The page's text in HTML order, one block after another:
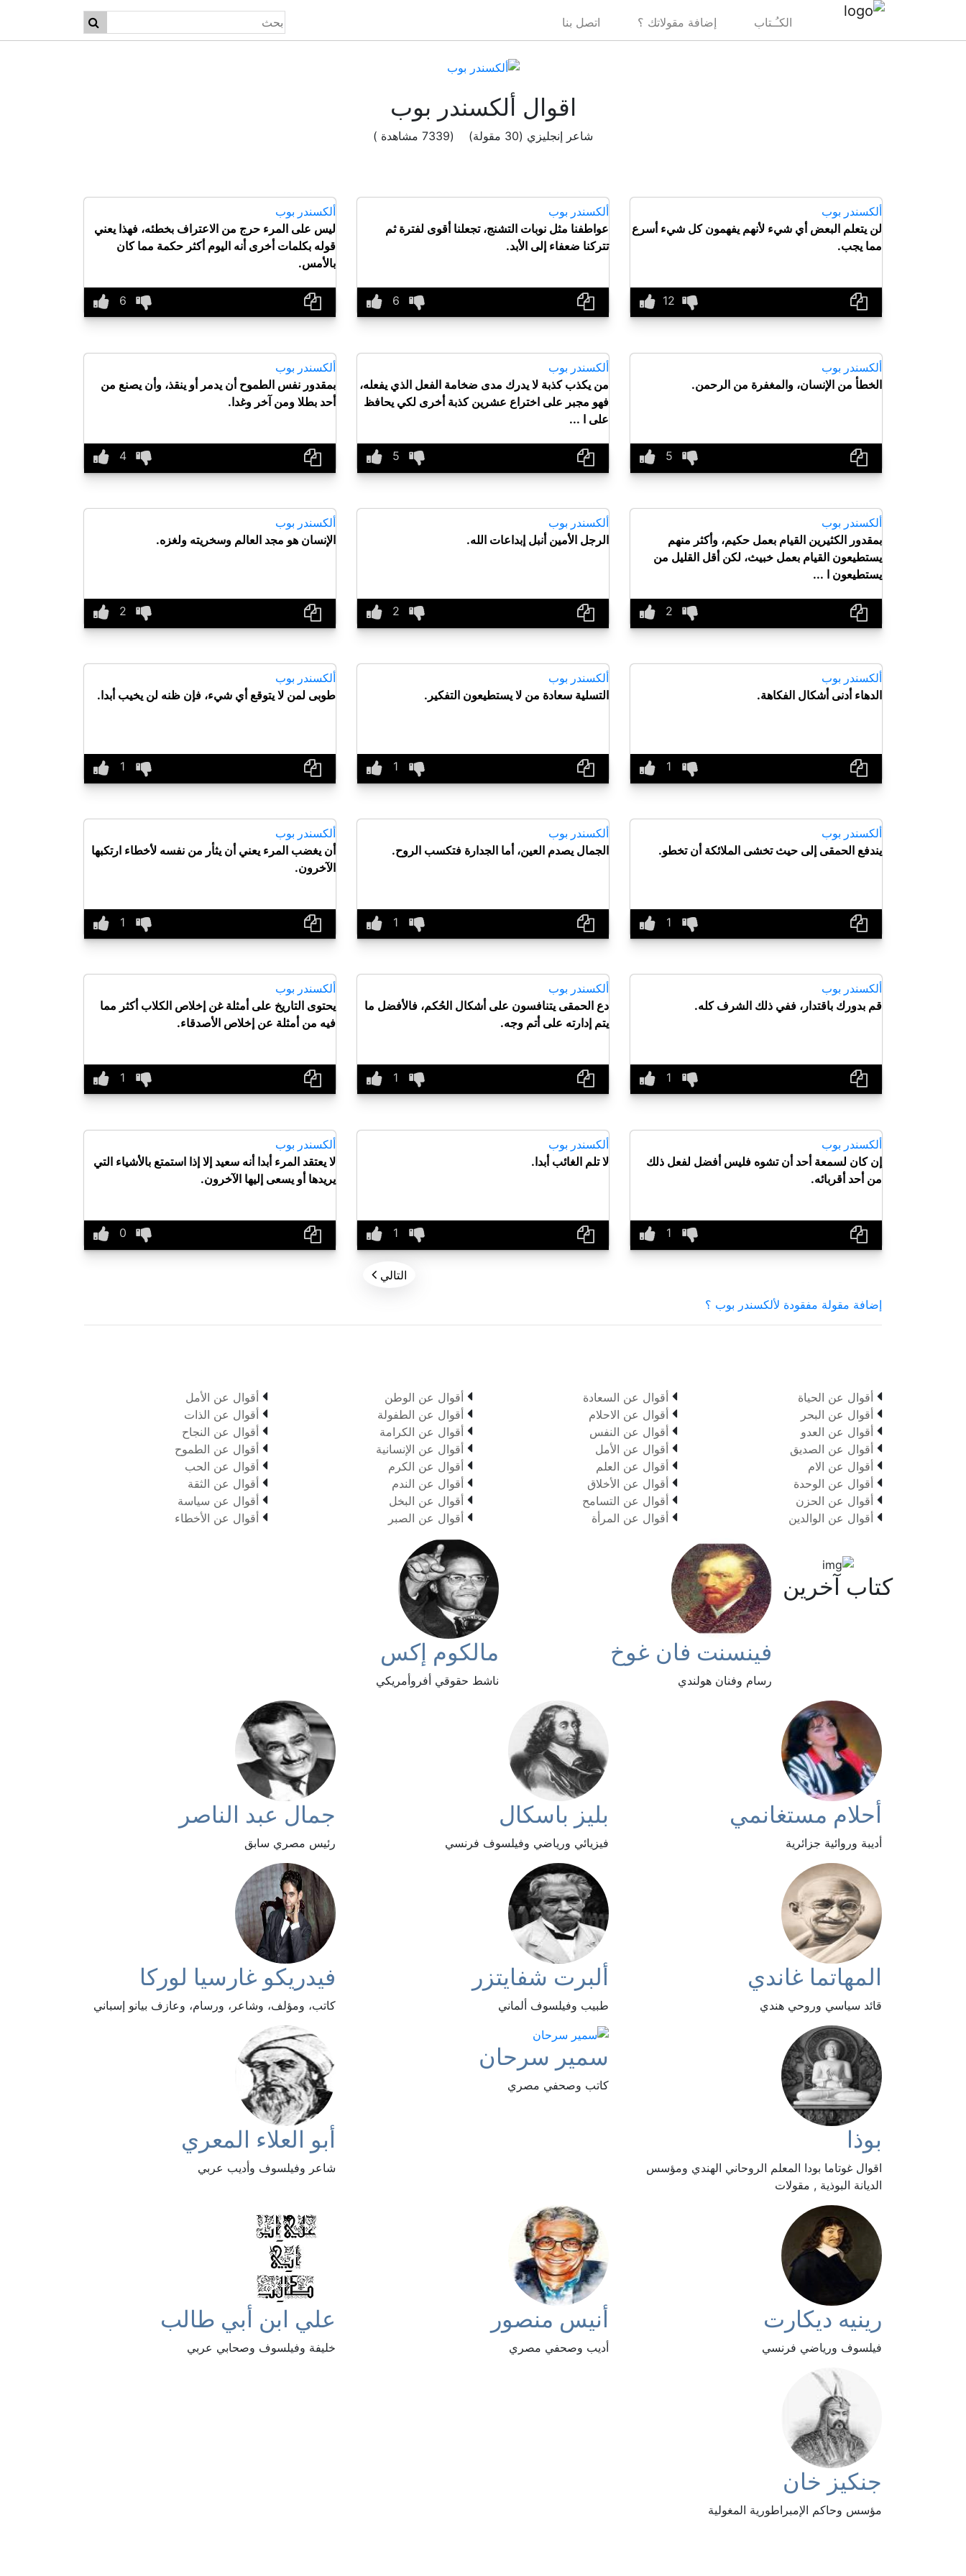
الكـُـتاب إضافة مقولاتك ؟ اتصل بنا
اقوال ألكسندر بوب
شاعر إنجليزي (30 مقولة) (7339 مشاهدة )
ألكسندر بوب
لن يتعلم البعض أي شيء لأنهم يفهمون كل شيء أسرع
مما يجب.
ألكسندر بوب
عواطفنا مثل نوبات التشنج، تجعلنا أقوى لفترة ثم
تتركنا ضعفاء إلى الأبد.
ألكسندر بوب
ليس على المرء حرج من الاعتراف بخطئه، فهذا يعني
قوله بكلمات أخرى أنه اليوم أكثر حكمة مما كان
بالأمس.
ألكسندر بوب
الخطأ من الإنسان، والمغفرة من الرحمن.
ألكسندر بوب
من يكذب كذبة لا يدرك مدى ضخامة الفعل الذي يفعله،
فهو مجبر على اختراع عشرين كذبة أخرى لكي يحافظ
على ا ...
ألكسندر بوب
بمقدور نفس الطموح أن يدمر أو ينقذ، وأن يصنع من
أحد بطلا ومن آخر وغدا.
ألكسندر بوب
بمقدور الكثيرين القيام بعمل حكيم، وأكثر منهم
يستطيعون القيام بعمل خبيث، لكن أقل القليل من
يستطيعون ا ...
ألكسندر بوب
الرجل الأمين أنبل إبداعات الله.
ألكسندر بوب
الإنسان هو مجد العالم وسخريته ولغزه.
ألكسندر بوب
الدهاء أدنى أشكال الفكاهة.
ألكسندر بوب
التسلية سعادة من لا يستطيعون التفكير.
ألكسندر بوب
طوبى لمن لا يتوقع أي شيء، فإن ظنه لن يخيب أبدا.
ألكسندر بوب
يندفع الحمقى إلى حيث تخشى الملائكة أن تخطو.
ألكسندر بوب
الجمال يصدم العين، أما الجدارة فتكسب الروح.
ألكسندر بوب
أن يغضب المرء يعني أن يثأر من نفسه لأخطاء ارتكبها
الآخرون.
ألكسندر بوب
قم بدورك باقتدار، ففي ذلك الشرف كله.
ألكسندر بوب
دع الحمقى يتنافسون على أشكال الحُكم، فالأفضل ما
يتم إدارته على أتم وجه.
ألكسندر بوب
يحتوى التاريخ على أمثلة غن إخلاص الكلاب أكثر مما
فيه من أمثلة عن إخلاص الأصدقاء.
ألكسندر بوب
إن كان لسمعة أحد أن تشوه فليس أفضل لفعل ذلك
من أحد أقربائه.
ألكسندر بوب
لا تلم الغائب أبدا.
ألكسندر بوب
لا يعتقد المرء أبدا أنه سعيد إلا إذا استمتع بالأشياء التي
يريدها أو يسعى إليها الآخرون.
التالي
إضافة مقولة مفقودة لألكسندر بوب ؟
 أقوال عن الحياة
 أقوال عن البحر
 أقوال عن العدو
 أقوال عن الصديق
 أقوال عن الام
 أقوال عن الوحدة
 أقوال عن الحزن
 أقوال عن الوالدين
 أقوال عن السعادة
 أقوال عن الاحلام
 أقوال عن النفس
 أقوال عن الأمل
 أقوال عن العلم
 أقوال عن الأخلاق
 أقوال عن التسامح
 أقوال عن المرأة
 أقوال عن الوطن
 أقوال عن الطفولة
 أقوال عن الكرامة
 أقوال عن الإنسانية
 أقوال عن الكرم
 أقوال عن الندم
 أقوال عن البخل
 أقوال عن الصبر
 أقوال عن الأمل
 أقوال عن الذات
 أقوال عن النجاح
 أقوال عن الطموح
 أقوال عن الحب
 أقوال عن الثقة
 أقوال عن سياسة
 أقوال عن الأخطاء
كتاب آخرين
فينسنت فان غوخ
رسام وفنان هولندي
مالكوم إكس
ناشط حقوقي أفروأمريكي
أحلام مستغانمي
أديبة وروائية جزائرية
بليز باسكال
فيزيائي ورياضي وفيلسوف فرنسي
جمال عبد الناصر
رئيس مصري سابق
المهاتما غاندي
قائد سياسي وروحي هندي
ألبرت شفايتزر
طبيب وفيلسوف ألماني
فيدريكو غارسيا لوركا
كاتب، ومؤلف، وشاعر، ورسام، وعازف بيانو إسباني
بوذا
اقوال غوتاما بودا المعلم الروحاني الهندي ومؤسس
الديانة البوذية , مقولات
سمير سرحان
كاتب وصحفي مصري
أبو العلاء المعري
شاعر وفيلسوف وأديب عربي
رينيه ديكارت
فيلسوف ورياضي فرنسي
أنيس منصور
أديب وصحفي مصري
علي ابن أبي طالب
خليفة وفيلسوف وصحابي عربي
جنكيز خان
مؤسس وحاكم الإمبراطورية المغولية